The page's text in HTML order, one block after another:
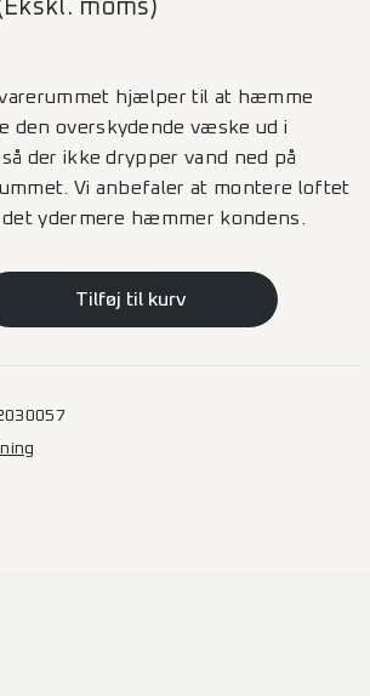
moms)
hjælper til at hæmme
den overskydende væske ud i
der ikke drypper vand ned på
Vi anbefaler at montere loftet
ydermere hæmmer kondens.
Tilføj til kurv